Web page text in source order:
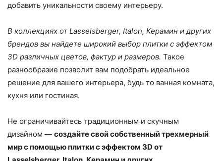
добавить уникальности своему интерьеру.
В коллекциях от Lasselsberger, Italon, Керамин и других
брендов вы найдете широкий выбор плитки с эффектом
3D различных цветов, фактур и размеров. Такое
разнообразие позволит вам подобрать идеальное
решение для вашего интерьера, будь то ванная комната,
кухня или гостиная.
Не ограничивайтесь традиционным и скучным
дизайном — создайте свой собственный трехмерный
мир с помощью плитки с эффектом 3D от